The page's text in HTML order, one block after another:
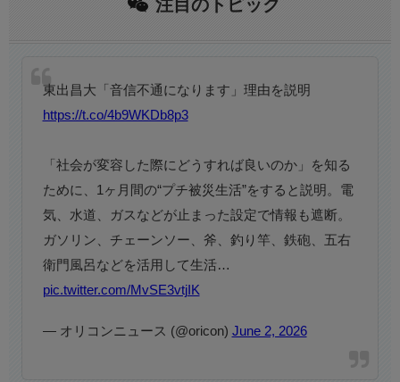
注目のトピック
東出昌大「音信不通になります」理由を説明
https://t.co/4b9WKDb8p3
「社会が変容した際にどうすれば良いのか」を知る
ために、1ヶ月間の“プチ被災生活”をすると説明。電
気、水道、ガスなどが止まった設定で情報も遮断。
ガソリン、チェーンソー、斧、釣り竿、鉄砲、五右
衛門風呂などを活用して生活…
pic.twitter.com/MvSE3vtjIK
— オリコンニュース (@oricon) June 2, 2026